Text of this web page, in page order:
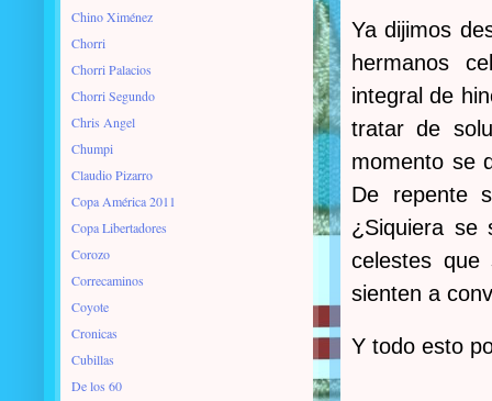
Ya dijimos
hermanos
integral de
tratar de
momento se
De repente
¿Siquiera se
celestes
sienten a
Y todo esto
Chino Ximénez
Chorri
Chorri Palacios
Chorri Segundo
Chris Angel
Chumpi
Claudio Pizarro
Copa América 2011
Copa Libertadores
Corozo
Correcaminos
Coyote
Cronicas
Cubillas
De los 60